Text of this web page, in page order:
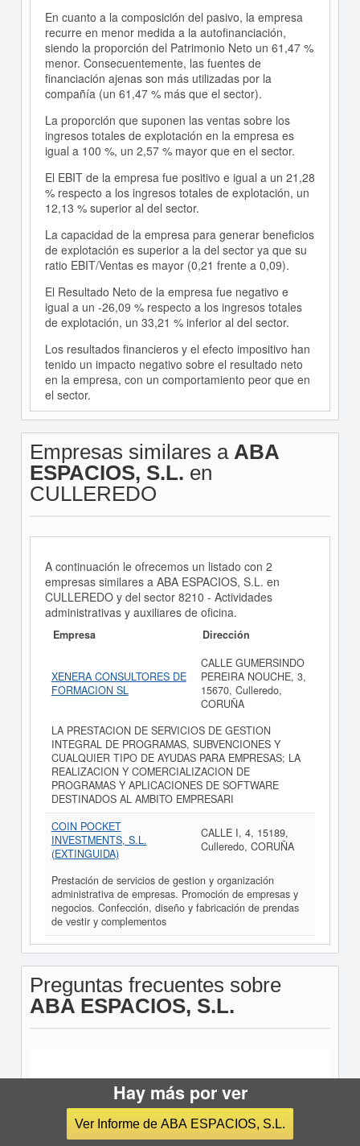
En cuanto a la composición del pasivo, la empresa
recurre en menor medida a la autofinanciación,
siendo la proporción del Patrimonio Neto un 61,47 %
menor. Consecuentemente, las fuentes de
financiación ajenas son más utilizadas por la
compañía (un 61,47 % más que el sector).
La proporción que suponen las ventas sobre los
ingresos totales de explotación en la empresa es
igual a 100 %, un 2,57 % mayor que en el sector.
El EBIT de la empresa fue positivo e igual a un 21,28
% respecto a los ingresos totales de explotación, un
12,13 % superior al del sector.
La capacidad de la empresa para generar beneficios
de explotación es superior a la del sector ya que su
ratio EBIT/Ventas es mayor (0,21 frente a 0,09).
El Resultado Neto de la empresa fue negativo e
igual a un -26,09 % respecto a los ingresos totales
de explotación, un 33,21 % inferior al del sector.
Los resultados financieros y el efecto impositivo han
tenido un impacto negativo sobre el resultado neto
en la empresa, con un comportamiento peor que en
el sector.
Empresas similares a ABA
ESPACIOS, S.L. en
CULLEREDO
A continuación le ofrecemos un listado con 2
empresas similares a ABA ESPACIOS, S.L. en
CULLEREDO y del sector 8210 - Actividades
administrativas y auxiliares de oficina.
Empresa Dirección
XENERA CONSULTORES DE
FORMACION SL
CALLE GUMERSINDO
PEREIRA NOUCHE, 3,
15670, Culleredo,
CORUÑA
LA PRESTACION DE SERVICIOS DE GESTION
INTEGRAL DE PROGRAMAS, SUBVENCIONES Y
CUALQUIER TIPO DE AYUDAS PARA EMPRESAS; LA
REALIZACION Y COMERCIALIZACION DE
PROGRAMAS Y APLICACIONES DE SOFTWARE
DESTINADOS AL AMBITO EMPRESARI
COIN POCKET
INVESTMENTS, S.L.
(EXTINGUIDA)
CALLE I, 4, 15189,
Culleredo, CORUÑA
Prestación de servicios de gestion y organización
administrativa de empresas. Promoción de empresas y
negocios. Confección, diseño y fabricación de prendas
de vestir y complementos
Preguntas frecuentes sobre
ABA ESPACIOS, S.L.
¿Cuál es el CIF de ABA ESPACIOS,
El CIF de ABA ESPACIOS, S.L. es B01732403
Hay más por ver
Ver Informe de ABA ESPACIOS, S.L.